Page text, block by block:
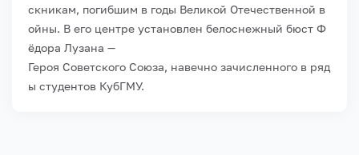
скникам, погибшим в годы Великой Отечественной в
ойны. В его центре установлен белоснежный бюст Ф
ёдора Лузана —
Героя Советского Союза, навечно зачисленного в ряд
ы студентов КубГМУ.